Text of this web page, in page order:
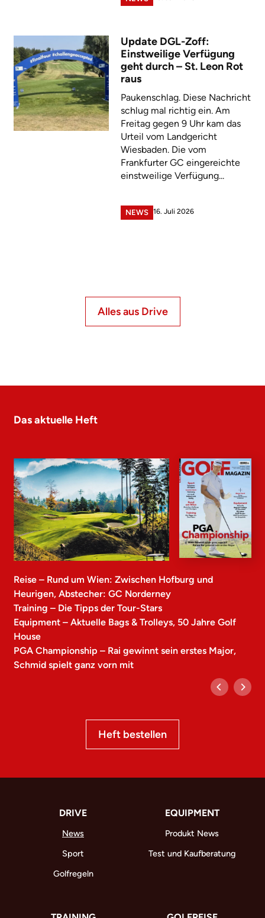
Update DGL-Zoff:
Einstweilige Verfügung
geht durch – St. Leon Rot
raus
Paukenschlag. Diese Nachricht
schlug mal richtig ein. Am
Freitag gegen 9 Uhr kam das
Urteil vom Landgericht
Wiesbaden. Die vom
Frankfurter GC eingereichte
einstweilige Verfügung...
NEWS 16. Juli 2026
Alles aus Drive
Das aktuelle Heft
Reise – Rund um Wien: Zwischen Hofburg und
Heurigen, Abstecher: GC Norderney
Training – Die Tipps der Tour-Stars
Equipment – Aktuelle Bags & Trolleys, 50 Jahre Golf
House
PGA Championship – Rai gewinnt sein erstes Major,
Schmid spielt ganz vorn mit
Heft bestellen
DRIVE
News
Sport
Golfregeln
EQUIPMENT
Produkt News
Test und Kaufberatung